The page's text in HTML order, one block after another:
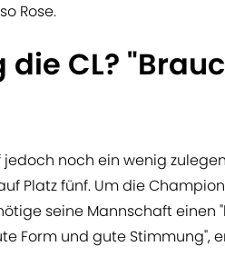
Rose.
die CL?
noch ein wenig
Platz fünf. Um die
seine Mannschaft einen
Form und gute Stimmung",